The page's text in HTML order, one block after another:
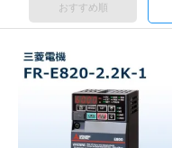
おすすめ順